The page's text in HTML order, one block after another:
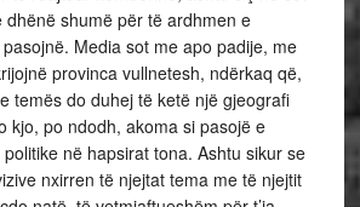
dhënë shumë për të ardhmen e
Media sot me apo padije, me
provinca vullnetesh, ndërkaq që,
temës do duhej të ketë një gjeografi
kjo, po ndodh, akoma si pasojë e
në hapsirat tona. Ashtu sikur se
nxirren të njejtat tema me të njejtit